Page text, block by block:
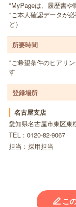
*MyPageは、履歴書や
*ご本人確認データが
ど）
所要時間
*ご希望条件のヒアリ
す
登録場所
名古屋支店
愛知県名古屋市東区
TEL：0120-82-9067
担当：採用担当
こ